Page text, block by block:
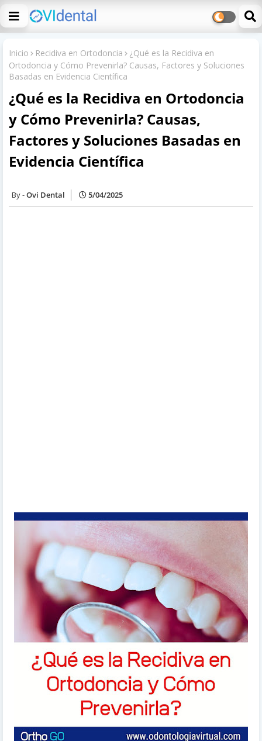
Inicio Recidiva en Ortodoncia
¿Qué es la Recidiva en
Ortodoncia y Cómo Prevenirla? Causas, Factores y Soluciones
Basadas en Evidencia Científica
¿Qué es la Recidiva en Ortodoncia
y Cómo Prevenirla? Causas,
Factores y Soluciones Basadas en
Evidencia Científica
Ovi Dental 5/04/2025